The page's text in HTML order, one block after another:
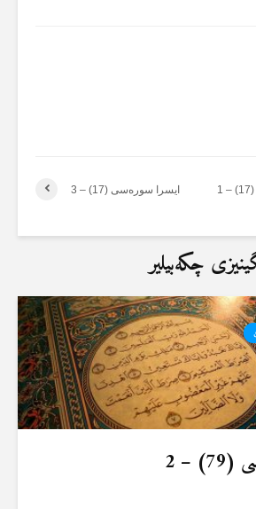
ایسرا سورەسی (17) – 3
چکەبیلیر
– 2